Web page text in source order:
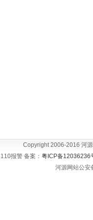
Copyright 2006-2016 河
报警 备案： 粤ICP备12036236
河源网站公安